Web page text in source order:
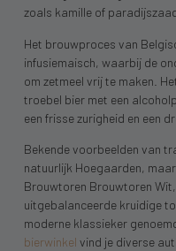
zoals kamille of
Het brouwproces van
infusiemaisch, waarbij de
om zetmeel vrij te maken.
troebel bier met een
een frisse zurigheid en een
Bekende voorbeelden van
natuurlijk Hoegaarden,
Brouwtoren Brouwtoren
uitgebalanceerde kruidige
moderne klassieker
bierwinkel vind je diverse